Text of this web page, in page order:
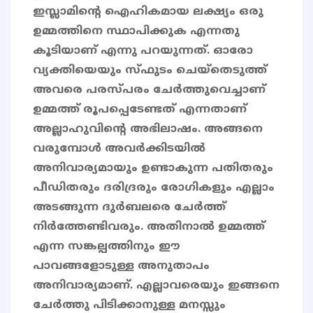
ഇസ്ലാമിൻ്റെ ഐഹികമായ ലക്ഷ്യം ഒരു
ഉമ്മത്തിനെ സ്ഥാപിക്കുക എന്നതു
കൂടിയാണ് എന്നു പറയുന്നത്. ഓരോ
വ്യക്തിയെയും സ്ഫുടം ചെയ്തെടുത്ത്
അവരെ പരസ്പരം ചേർത്തുവെച്ചാണ്
ഉമ്മത്ത് രൂപപ്പെടേണ്ടത് എന്നതാണ്
അല്ലാഹുവിൻ്റെ അഭിലാഷം. അങ്ങനെ
വരുമ്പോൾ അവർക്കിടയിൽ
അനിവാര്യമായും ഉണ്ടാകുന്ന പതിതരും
പീഡിതരും ദരിദ്രരും രോഗികളും എല്ലാം
അടങ്ങുന്ന ദുർബലരെ ചേർത്ത്
നിർത്തേണ്ടിവരും. അതിനാൽ ഉമ്മത്ത്
എന്ന സങ്കല്പത്തിനും ഈ
പാവങ്ങളോടുള്ള അനുതാപം
അനിവാര്യമാണ്. എല്ലാവരെയും ഇങ്ങനെ
ചേർത്തു പിടിക്കാനുള്ള മനസ്സും